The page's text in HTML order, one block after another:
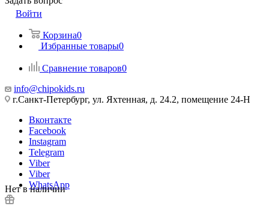
Войти
Корзина0
Избранные товары0
Сравнение товаров0
info@chipokids.ru
г.Санкт-Петербург, ул. Яхтенная, д. 24.2, помещение 24-Н
Вконтакте
Facebook
Instagram
Telegram
Viber
Viber
WhatsApp
Нет в наличии